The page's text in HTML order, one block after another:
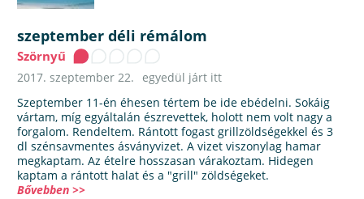
szeptember déli rémálom
Szörnyű
2017. szeptember 22.
egyedül járt itt
Szeptember 11-én éhesen tértem be ide ebédelni. Sokáig
vártam, míg egyáltalán észrevettek, holott nem volt nagy a
forgalom. Rendeltem. Rántott fogast grillzöldségekkel és 3
dl szénsavmentes ásványvizet. A vizet viszonylag hamar
megkaptam. Az ételre hosszasan várakoztam. Hidegen
kaptam a rántott halat és a "grill" zöldségeket.
Bővebben >>